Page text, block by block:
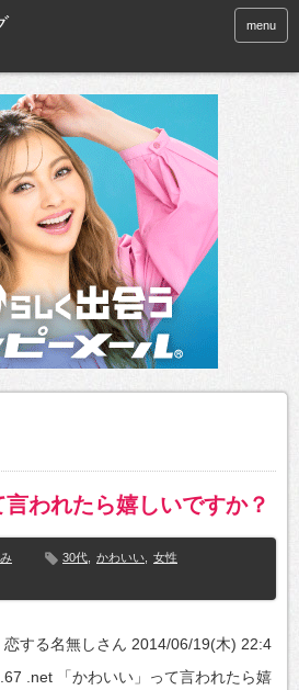
menu
言われたら嬉しいですか？
30代 かわいい
女性
恋する名無しさん 2014/06/19(木) 22:4
.net 「かわいい」って言われたら嬉